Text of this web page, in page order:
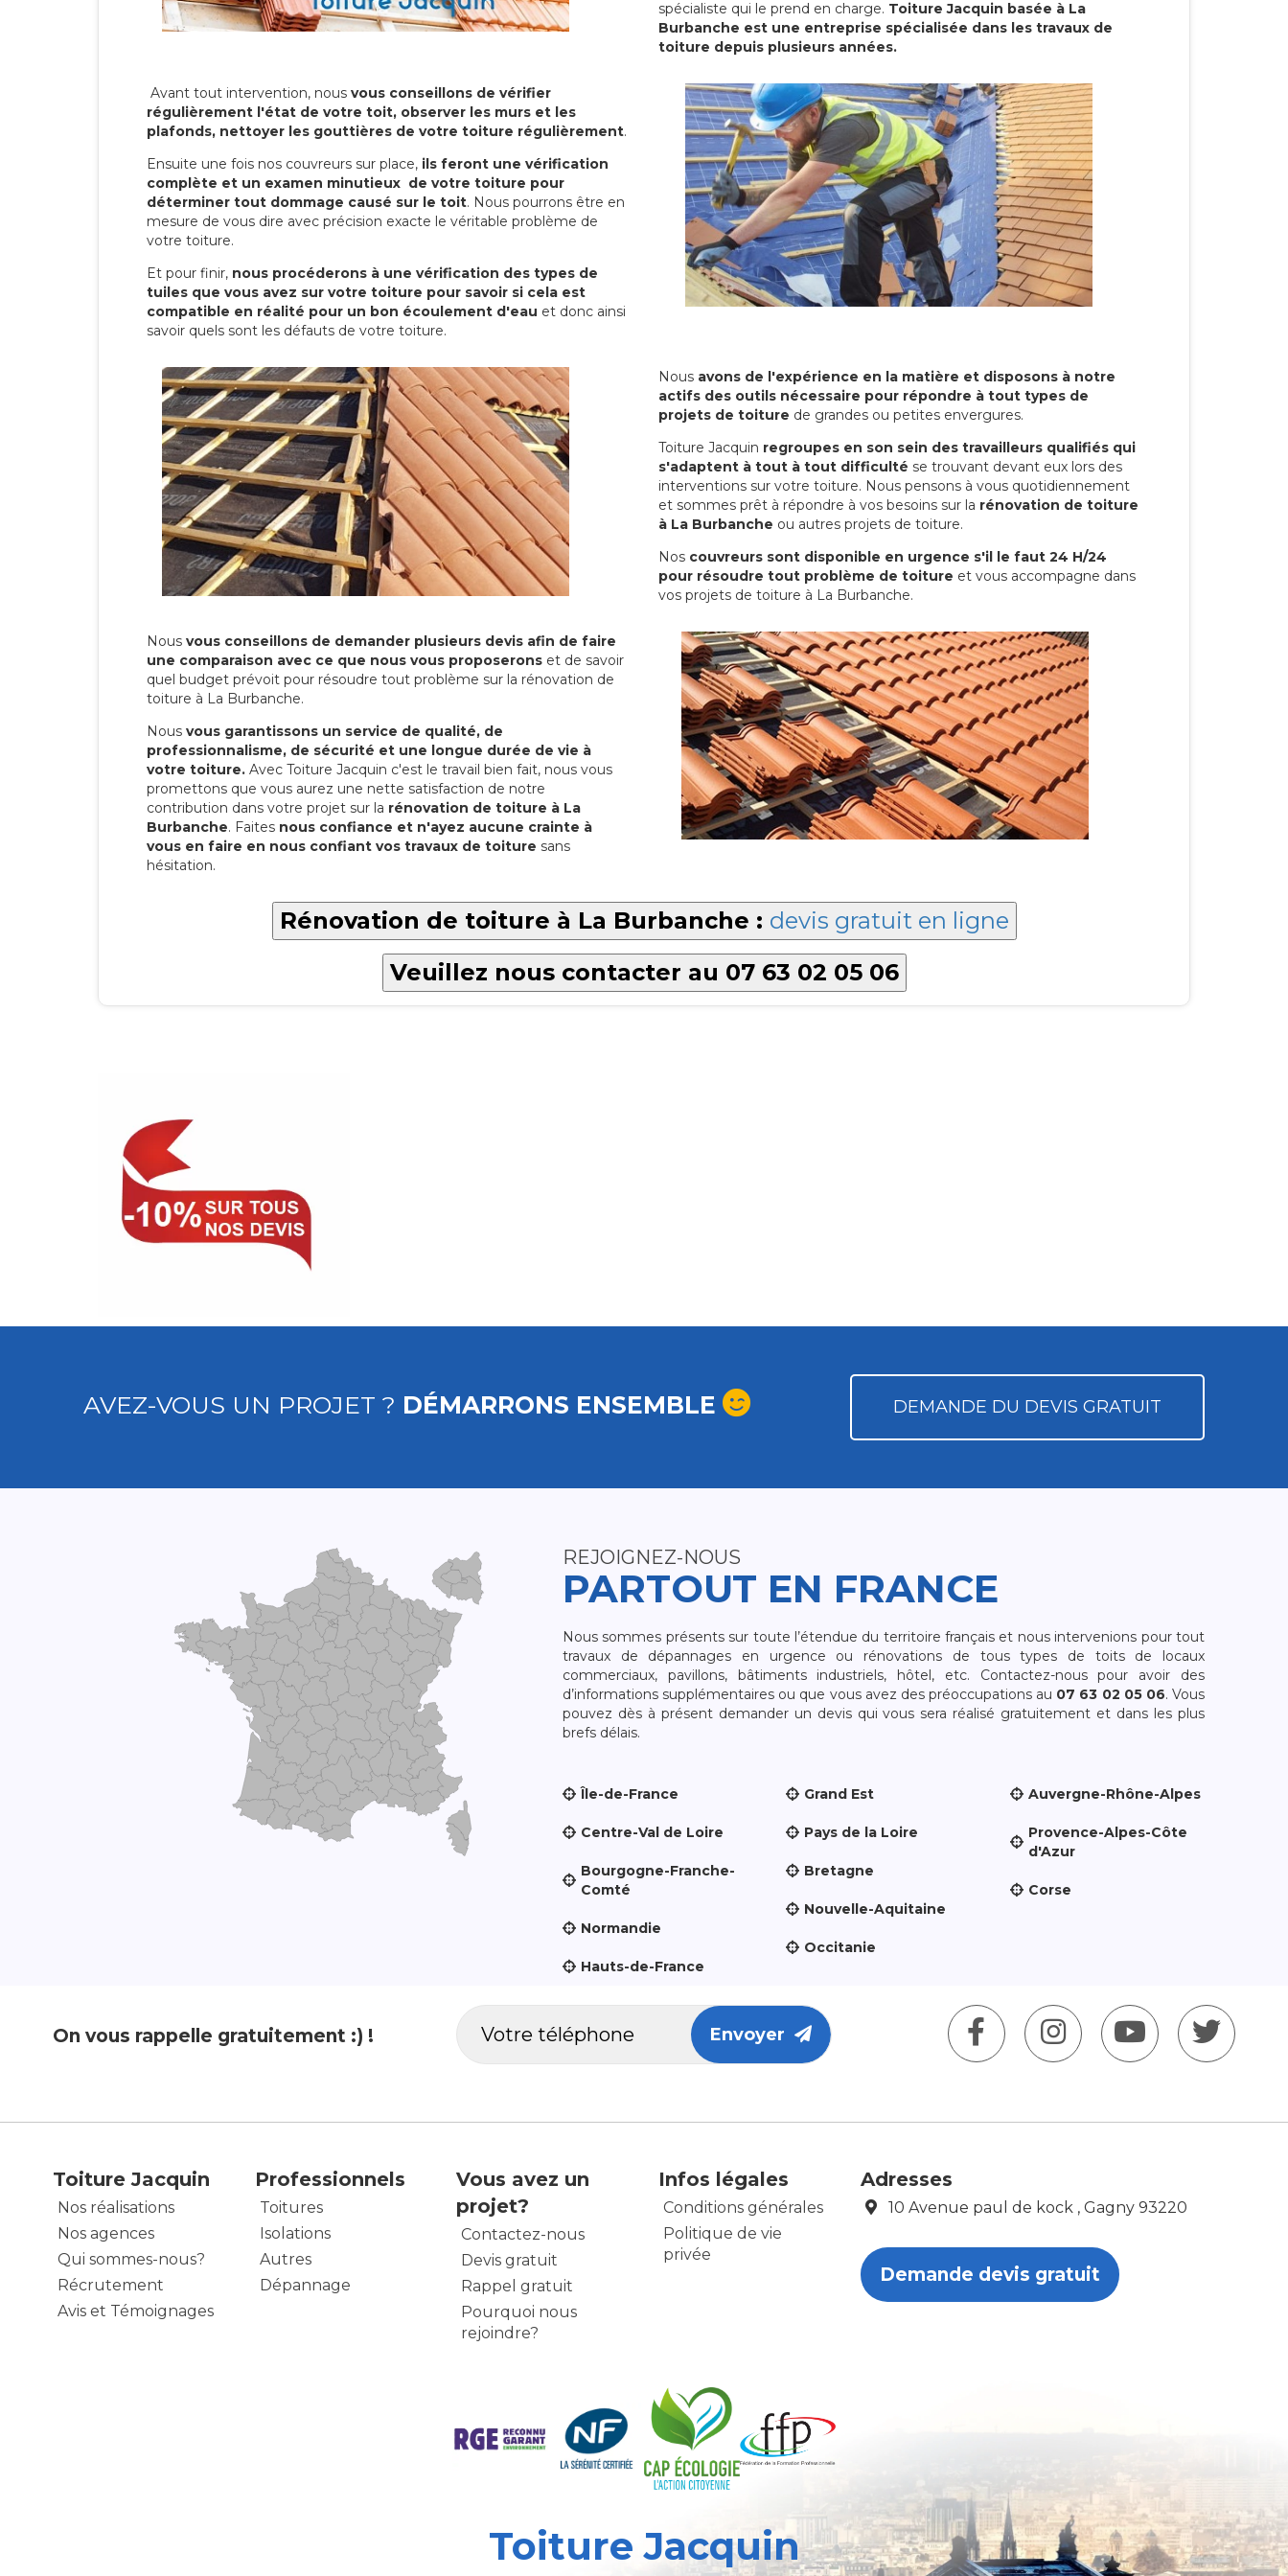
spécialiste qui le prend en charge. Toiture Jacquin basée à La
Burbanche est une entreprise spécialisée dans les travaux de
toiture depuis plusieurs années.
Avant tout intervention, nous vous conseillons de vérifier
régulièrement l'état de votre toit, observer les murs et les
plafonds, nettoyer les gouttières de votre toiture régulièrement.
Ensuite une fois nos couvreurs sur place, ils feront une vérification
complète et un examen minutieux de votre toiture pour
déterminer tout dommage causé sur le toit. Nous pourrons être en
mesure de vous dire avec précision exacte le véritable problème de
votre toiture.
Et pour finir, nous procéderons à une vérification des types de
tuiles que vous avez sur votre toiture pour savoir si cela est
compatible en réalité pour un bon écoulement d'eau et donc ainsi
savoir quels sont les défauts de votre toiture.
Nous avons de l'expérience en la matière et disposons à notre
actifs des outils nécessaire pour répondre à tout types de
projets de toiture de grandes ou petites envergures.
Toiture Jacquin regroupes en son sein des travailleurs qualifiés qui
s'adaptent à tout à tout difficulté se trouvant devant eux lors des
interventions sur votre toiture. Nous pensons à vous quotidiennement
et sommes prêt à répondre à vos besoins sur la rénovation de toiture
à La Burbanche ou autres projets de toiture.
Nos couvreurs sont disponible en urgence s'il le faut 24 H/24
pour résoudre tout problème de toiture et vous accompagne dans
vos projets de toiture à La Burbanche.
Nous vous conseillons de demander plusieurs devis afin de faire
une comparaison avec ce que nous vous proposerons et de savoir
quel budget prévoit pour résoudre tout problème sur la rénovation de
toiture à La Burbanche.
Nous vous garantissons un service de qualité, de
professionnalisme, de sécurité et une longue durée de vie à
votre toiture. Avec Toiture Jacquin c'est le travail bien fait, nous vous
promettons que vous aurez une nette satisfaction de notre
contribution dans votre projet sur la rénovation de toiture à La
Burbanche. Faites nous confiance et n'ayez aucune crainte à
vous en faire en nous confiant vos travaux de toiture sans
hésitation.
Rénovation de toiture à La Burbanche : devis gratuit en ligne
Veuillez nous contacter au 07 63 02 05 06
AVEZ-VOUS UN PROJET ? DÉMARRONS ENSEMBLE DEMANDE DU DEVIS GRATUIT
REJOIGNEZ-NOUS
PARTOUT EN FRANCE
Nous sommes présents sur toute l’étendue du territoire français et nous intervenions pour tout
travaux de dépannages en urgence ou rénovations de tous types de toits de locaux
commerciaux, pavillons, bâtiments industriels, hôtel, etc. Contactez-nous pour avoir des
d’informations supplémentaires ou que vous avez des préoccupations au 07 63 02 05 06. Vous
pouvez dès à présent demander un devis qui vous sera réalisé gratuitement et dans les plus
brefs délais.
Île-de-France
Centre-Val de Loire
Bourgogne-Franche-
Comté
Normandie
Hauts-de-France
Grand Est
Pays de la Loire
Bretagne
Nouvelle-Aquitaine
Occitanie
Auvergne-Rhône-Alpes
Provence-Alpes-Côte
d'Azur
Corse
On vous rappelle gratuitement :) ! Envoyer
Toiture Jacquin
Nos réalisations
Nos agences
Qui sommes-nous?
Récrutement
Avis et Témoignages
Professionnels
Toitures
Isolations
Autres
Dépannage
Vous avez un
projet?
Contactez-nous
Devis gratuit
Rappel gratuit
Pourquoi nous
rejoindre?
Infos légales
Conditions générales
Politique de vie
privée
Adresses
10 Avenue paul de kock , Gagny 93220
Demande devis gratuit
Toiture Jacquin